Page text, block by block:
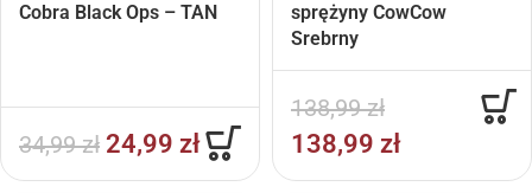
Cobra Black Ops – TAN
34,99zł 24,99 zł
sprężyny CowCow
Srebrny
138,99zł
138,99 zł